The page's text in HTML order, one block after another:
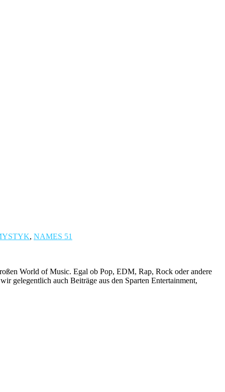
, NAMES 51
World of Music. Egal ob Pop, EDM, Rap, Rock oder andere
gelegentlich auch Beiträge aus den Sparten Entertainment,